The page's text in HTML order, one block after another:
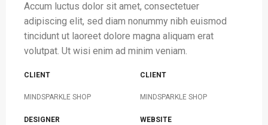
Accum luctus dolor sit amet, consectetuer
adipiscing elit, sed diam nonummy nibh euismod
tincidunt ut laoreet dolore magna aliquam erat
volutpat. Ut wisi enim ad minim veniam.
CLIENT
MINDSPARKLE SHOP
CLIENT
MINDSPARKLE SHOP
DESIGNER WEBSITE